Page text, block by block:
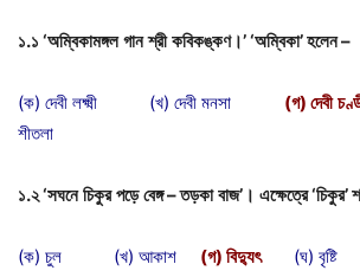
১.১ ‘অম্বিকামঙ্গল গান শ্রী কবিকঙ্কণ।’ ‘অম্বিকা’হলেন–
(ক) দেবী লক্ষ্মী (খ) দেবী মনসা (গ) দেবী
শীতলা
১.২‘সঘনে চিকুর পড়ে বেঙ্গ–তড়কা বাজ’ । এক্ষেত্রে‘চিকুর’
(ক) চুল (খ) আকাশ (গ) বিদ্যুৎ (ঘ) বৃষ্টি